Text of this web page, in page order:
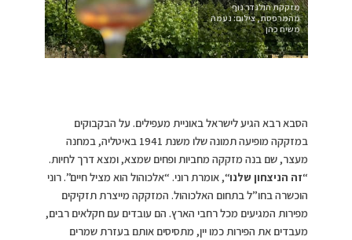
מזקקת הולנדר נוף
מהמרפסת, צילום: נעמה
משיח כהן
הסבא רבא הגיע לישראל באוניית מעפילים. על הבקבוקים
במזקקה מופיעה תמונה שלו משנת 1941 באיטליה, במחנה
מעצר, שם בנה מזקקה מחביות ופחים שמצא, ומצא דרך לחיות.
“זה הניצחון שלנו“, אומרת רוני. “אלכוהול הוא מציל חיים”. רוני
הוכשרה בחו”ל בתחום האלכוהול. המזקקה מייצרת תזקיקים
מפירות המגיעים מכל רחבי הארץ. הם עובדים עם חקלאים רבים,
מעבדים את הפירות כמו יין, מתסיסים אותם בעזרת שמרים